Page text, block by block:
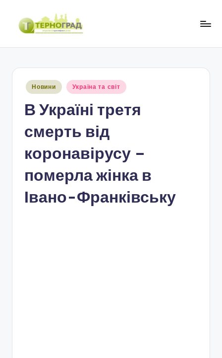
Перейти
Опубліковано
Новини Україна та світ
В Україні третя
смерть від
коронавірусу –
померла жінка в
Івано-Франківську